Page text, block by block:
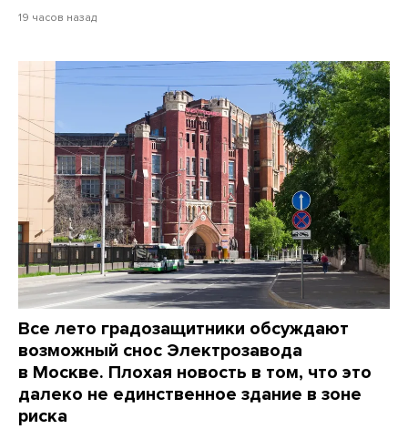
19 часов назад
Все лето градозащитники обсуждают
возможный снос Электрозавода
в Москве. Плохая новость в том, что это
далеко не единственное здание в зоне
риска